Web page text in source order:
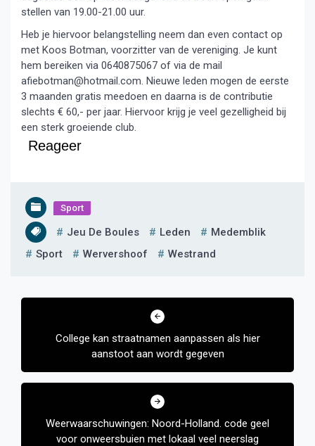
stellen van 19.00-21.00 uur.
Heb je hiervoor belangstelling neem dan even contact op
met Koos Botman, voorzitter van de vereniging. Je kunt
hem bereiken via 0640875067 of via de mail
afiebotman@hotmail.com. Nieuwe leden mogen de eerste
3 maanden gratis meedoen en daarna is de contributie
slechts € 60,- per jaar. Hiervoor krijg je veel gezelligheid bij
een sterk groeiende club.
Reageer
Sport
Jeu De Boules Leden
Medemblik
Sport
Wervershoof Westrand
Bericht
College kan straatnamen aanpassen als hier
aanstoot aan wordt gegeven
Weerwaarschuwingen: Noord-Holland. code geel
voor onweersbuien met lokaal veel neerslag